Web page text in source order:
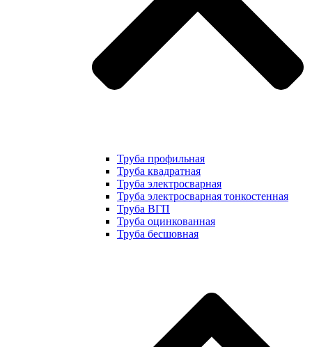
Труба профильная
Труба квадратная
Труба электросварная
Труба электросварная тонкостенная
Труба ВГП
Труба оцинкованная
Труба бесшовная